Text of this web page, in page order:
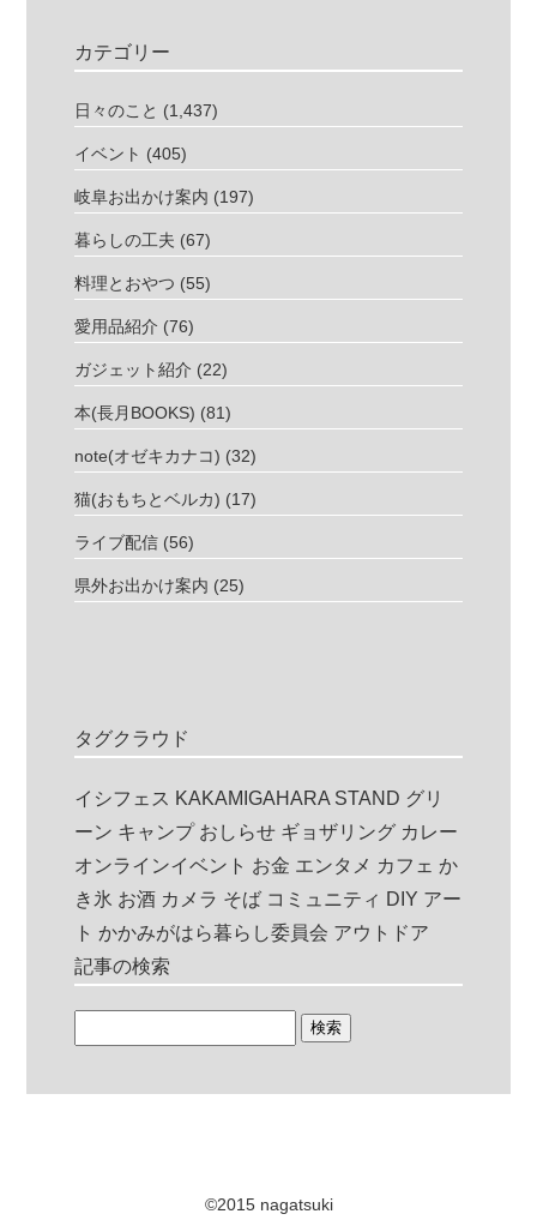
カテゴリー
日々のこと (1,437)
イベント (405)
岐阜お出かけ案内 (197)
暮らしの工夫 (67)
料理とおやつ (55)
愛用品紹介 (76)
ガジェット紹介 (22)
本(長月BOOKS) (81)
note(オゼキカナコ) (32)
猫(おもちとベルカ) (17)
ライブ配信 (56)
県外お出かけ案内 (25)
タグクラウド
イシフェス KAKAMIGAHARA STAND グリ
ーン キャンプ おしらせ ギョザリング カレー
オンラインイベント お金 エンタメ カフェ か
き氷 お酒 カメラ そば コミュニティ DIY アー
ト かかみがはら暮らし委員会 アウトドア
記事の検索
©2015 nagatsuki